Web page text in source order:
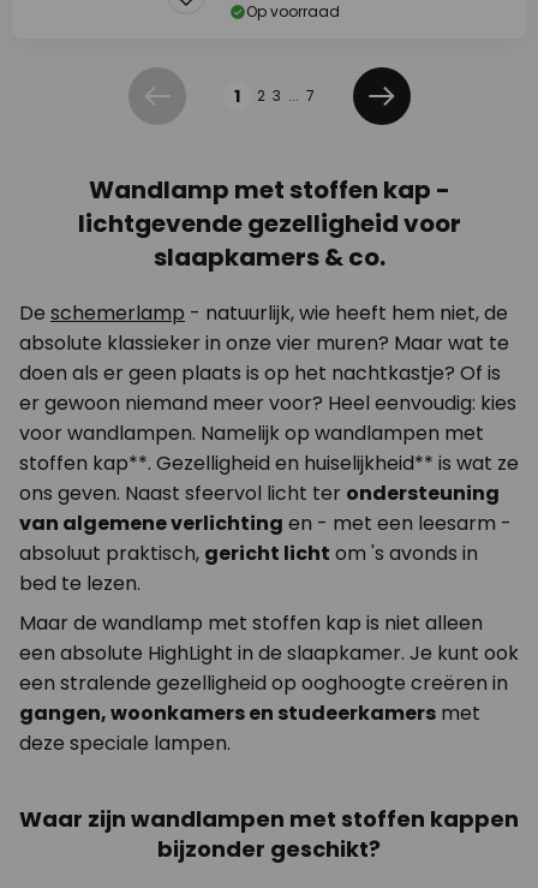
Op voorraad
Vorige 1 2 3 ... 7
Volgende
Wandlamp met stoffen kap -
lichtgevende gezelligheid voor
slaapkamers & co.
De schemerlamp - natuurlijk, wie heeft hem niet, de
absolute klassieker in onze vier muren? Maar wat te
doen als er geen plaats is op het nachtkastje? Of is
er gewoon niemand meer voor? Heel eenvoudig: kies
voor wandlampen. Namelijk op wandlampen met
stoffen kap**. Gezelligheid en huiselijkheid** is wat ze
ons geven. Naast sfeervol licht ter ondersteuning
van algemene verlichting en - met een leesarm -
absoluut praktisch, gericht licht om 's avonds in
bed te lezen.
Maar de wandlamp met stoffen kap is niet alleen
een absolute HighLight in de slaapkamer. Je kunt ook
een stralende gezelligheid op ooghoogte creëren in
gangen, woonkamers en studeerkamers met
deze speciale lampen.
Waar zijn wandlampen met stoffen kappen
bijzonder geschikt?